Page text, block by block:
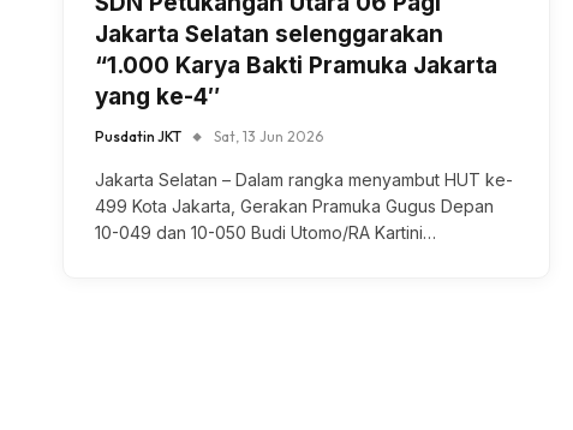
Jakarta Selatan selenggarakan
“1.000 Karya Bakti Pramuka Jakarta
yang ke-4″
Pusdatin JKT Sat, 13 Jun 2026
Jakarta Selatan – Dalam rangka menyambut HUT ke-
499 Kota Jakarta, Gerakan Pramuka Gugus Depan
10-049 dan 10-050 Budi Utomo/RA Kartini…